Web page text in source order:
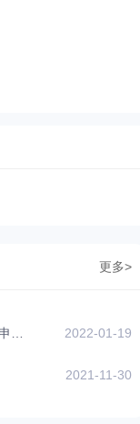
更多>
2022-01-19
2021-11-30